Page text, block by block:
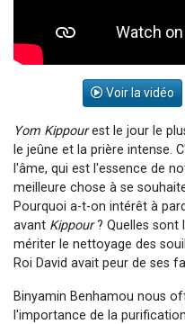
Voir la vidéo
Yom Kippourest le jour le
le jeûne et la prière intense.
l'âme, qui est l'essence de
meilleure chose à se
Pourquoi a-t-on intérêt à
avant Kippour? Quelles sont
mériter le nettoyage des
Roi David avait peur de ses
Binyamin Benhamou nous
l'importance de la